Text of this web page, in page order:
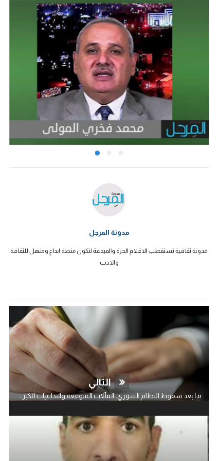
مدونة المرجل
مدونة ثقافية تستقطب الاقلام الحرة والمبدعة لتكون منصة ابداع ومنهل للثقافة
والادب
التالي
ما بعد سقوط النظام السوري..المآلات المتوقعة والتداعيات الكبرى المحتملة..!